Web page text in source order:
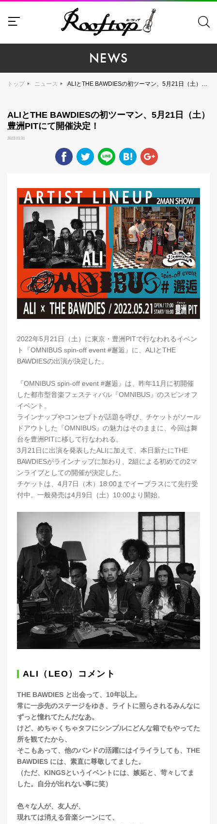
NEWS
トップ ニュース ALIとTHE BAWDIESの初ツーマン、5月21日（土）豊洲PITにて開催決定！
ALIとTHE BAWDIESの初ツーマン、5月21日（土）
豊洲PITにて開催決定！
2022.03.31
2022年5月21日（土）に東京・豊洲PITで行なわれるイベン
ト『OMNIBUS spin-off event #邂逅』に、ALIとTHE
BAWDIESの出演が決定した。
『OMNIBUS spin-off event #邂逅』は、昨年11月に初開催
した都市型音楽フェスティバル『OMNIBUS』のスピンオフ
イベント。
ラインナップやコンセプトが話題を呼び、チケットがソール
ドアウトした『OMNIBUS』の魅力はそのままに、今回は舞
台を豊洲PITに移して行なわれる。
3月21日に出演を発表したALIに加えて、本日新たにTHE
BAWDIESがラインナップに加わり、2組による初めての2マ
ンライブとしての開催が決定した。
チケットは、4月7日（木）18:00までイープラスにて先行受
付中。一般発売は4月9日（土）10:00より開始。
ALI（LEO）コメント
THE BAWDIES と出会って、10年以上。
常に一歩先のステージをゆき、ライトに照らされるみんなに
ずっと憧れてたんだなあ。
けど、めちゃくちゃタフにシンプルにどんな箱でもやってた
所を観てたから、
そこもあって、他のバンドの活躍にはイライラしても、THE
BAWDIES には、素直に尊敬してました。
（ただ、KINGSというイベントには、嫉妬と、苛々してま
した。自分が出れない事に笑）
色々な人が、友人が、
現れては消える音楽シーンにて、